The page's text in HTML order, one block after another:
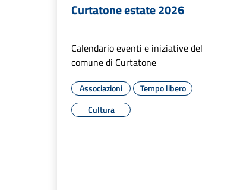
Curtatone estate 2026
Calendario eventi e iniziative del
comune di Curtatone
Associazioni
Tempo libero
Cultura